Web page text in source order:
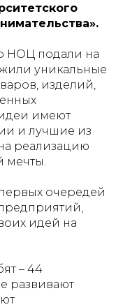
НОЦ подали на
уникальные
изделий,
идеи имеют
и лучшие из
реализацию
мечты.
очередей
идей на
– 44
развивают